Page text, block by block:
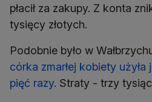
płacił za zakupy. Z konta
tysięcy złotych.
Podobnie było w
córka zmarłej kobiety
pięć razy. Straty - trzy